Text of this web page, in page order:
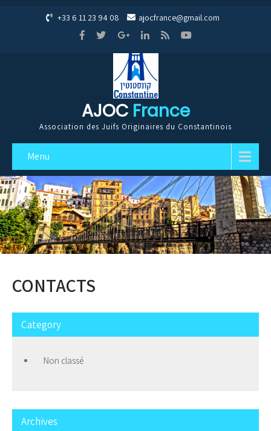
+33 6 11 23 94 08 ajocfrance@gmail.com
AJOC France
Association des Juifs Originaires du Constantinois
Menu
CONTACTS
Category
Non classé
Archives